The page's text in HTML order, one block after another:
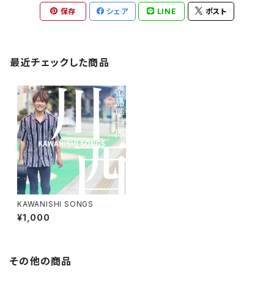
保存 シェア LINE ポスト
最近チェックした商品
KAWANISHI SONGS
¥1,000
その他の商品